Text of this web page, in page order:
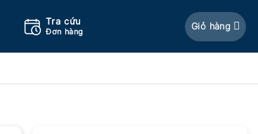
Tra cứu
Đơn hàng
Giỏ hàng